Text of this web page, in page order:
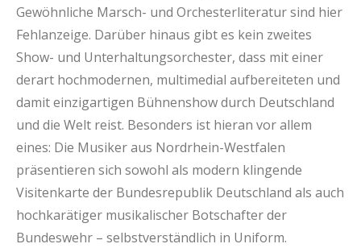
Gewöhnliche Marsch- und Orchesterliteratur sind hier
Fehlanzeige. Darüber hinaus gibt es kein zweites
Show- und Unterhaltungsorchester, dass mit einer
derart hochmodernen, multimedial aufbereiteten und
damit einzigartigen Bühnenshow durch Deutschland
und die Welt reist. Besonders ist hieran vor allem
eines: Die Musiker aus Nordrhein-Westfalen
präsentieren sich sowohl als modern klingende
Visitenkarte der Bundesrepublik Deutschland als auch
hochkarätiger musikalischer Botschafter der
Bundeswehr – selbstverständlich in Uniform.